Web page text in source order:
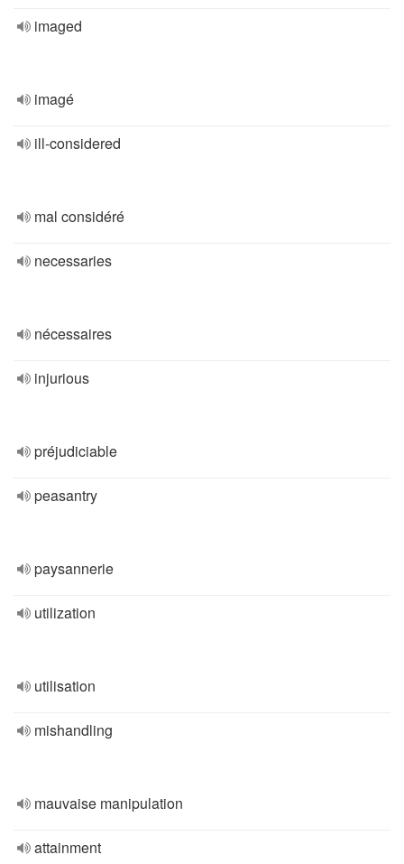
imaged
imagé
ill-considered
mal considéré
necessaries
nécessaires
injurious
préjudiciable
peasantry
paysannerie
utilization
utilisation
mishandling
mauvaise manipulation
attainment